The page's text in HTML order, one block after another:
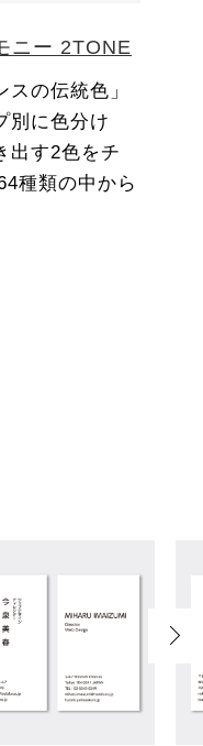
ニー 2TONE
の伝統色」
別に色分け
出す2色をチ
種類の中から